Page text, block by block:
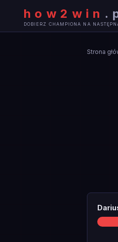
how2win .
DOBIERZ CHAMPIONA NA
Strona